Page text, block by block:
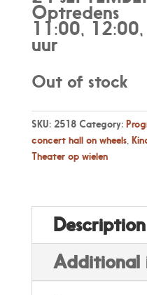
€
Optredens
11:00,
uur
Out of stock
SKU: 2518 Category:
concert hall on wheels,
Theater op wielen
Description
Additional